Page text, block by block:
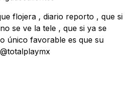
flojera , diario reporto , que si
se ve la tele , que si ya se
único favorable es que su